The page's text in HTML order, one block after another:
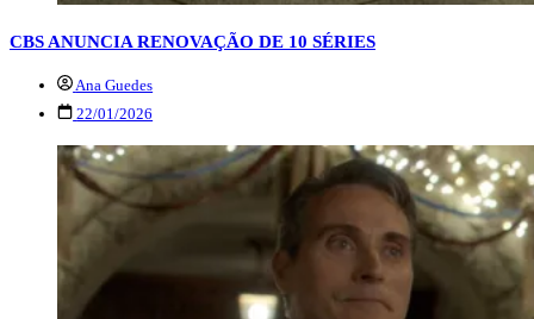
CBS ANUNCIA RENOVAÇÃO DE 10 SÉRIES
Ana Guedes
22/01/2026